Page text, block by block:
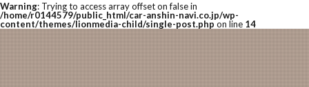
Warning: Trying to access array offset on false in
/home/r0144579/public_html/car-anshin-navi.co.jp/wp-
content/themes/lionmedia-child/single-post.php on line 14